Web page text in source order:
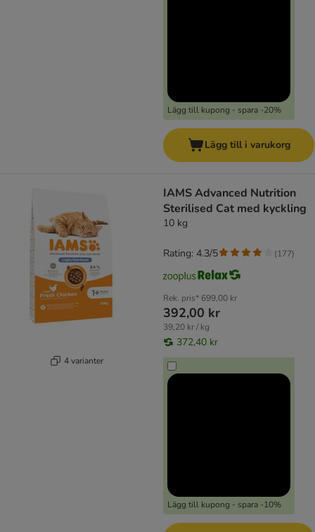
Lägg till kupong - spara -20%
Lägg till i varukorg
4 varianter
IAMS Advanced Nutrition
Sterilised Cat med kyckling
10 kg
Rek. pris* 699,00 kr
392,00 kr
39,20 kr / kg
372,40 kr
Lägg till kupong - spara -10%
Rating: 4.3/5 (177)